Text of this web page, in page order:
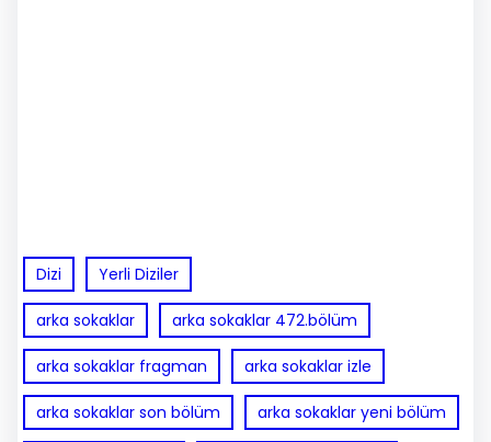
Dizi Yerli Diziler
arka sokaklar arka sokaklar 472.bölüm
arka sokaklar fragman arka sokaklar izle
arka sokaklar son bölüm arka sokaklar yeni bölüm